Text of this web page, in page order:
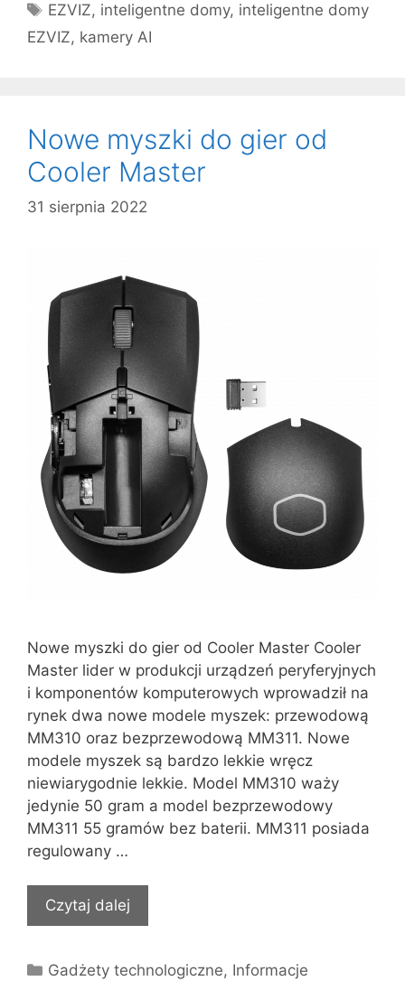
Tagi
EZVIZ, inteligentne domy, inteligentne domy
EZVIZ, kamery AI
Nowe myszki do gier od
Cooler Master
31 sierpnia 2022
Nowe myszki do gier od Cooler Master Cooler
Master lider w produkcji urządzeń peryferyjnych
i komponentów komputerowych wprowadził na
rynek dwa nowe modele myszek: przewodową
MM310 oraz bezprzewodową MM311. Nowe
modele myszek są bardzo lekkie wręcz
niewiarygodnie lekkie. Model MM310 waży
jedynie 50 gram a model bezprzewodowy
MM311 55 gramów bez baterii. MM311 posiada
regulowany …
Czytaj dalej
Kategorie
Gadżety technologiczne, Informacje